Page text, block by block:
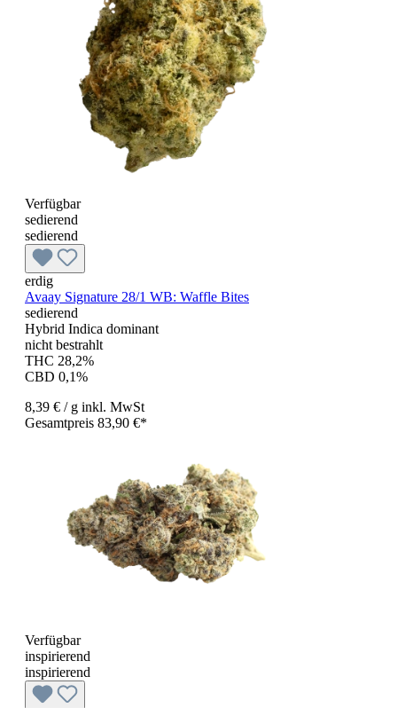
Verfügbar
sedierend
sedierend
erdig
Avaay Signature 28/1 WB: Waffle Bites
sedierend
Hybrid Indica dominant
nicht bestrahlt
THC 28,2%
CBD 0,1%
8,39 € / g inkl. MwSt
Gesamtpreis 83,90 €*
Verfügbar
inspirierend
inspirierend